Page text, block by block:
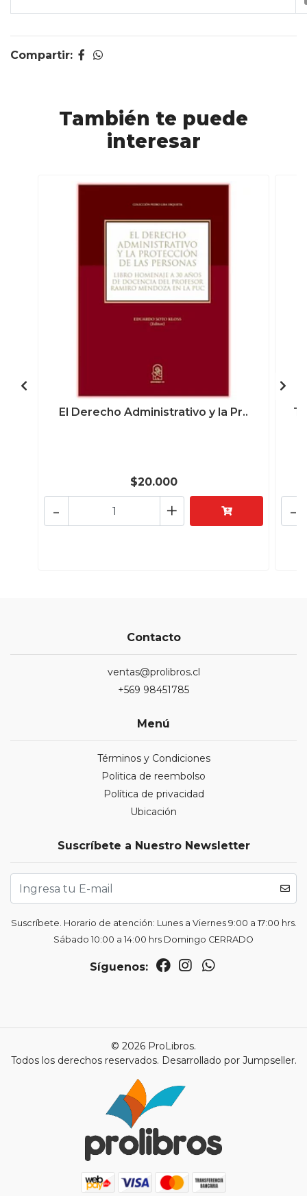
Compartir:
También te puede
interesar
El Derecho Administrativo y la Pr..
$20.000
+
- -
Contacto
ventas@prolibros.cl
+569 98451785
Menú
Términos y Condiciones
Politica de reembolso
Política de privacidad
Ubicación
Suscríbete a Nuestro Newsletter
Suscríbete. Horario de atención: Lunes a Viernes 9:00 a 17:00 hrs.
Sábado 10:00 a 14:00 hrs Domingo CERRADO
Síguenos:
© 2026 ProLibros.
Todos los derechos reservados. Desarrollado por Jumpseller.